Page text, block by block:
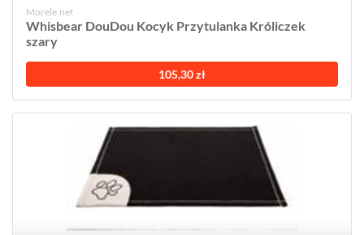
Morele.net
Whisbear DouDou Kocyk Przytulanka Króliczek
szary
105,30 zł